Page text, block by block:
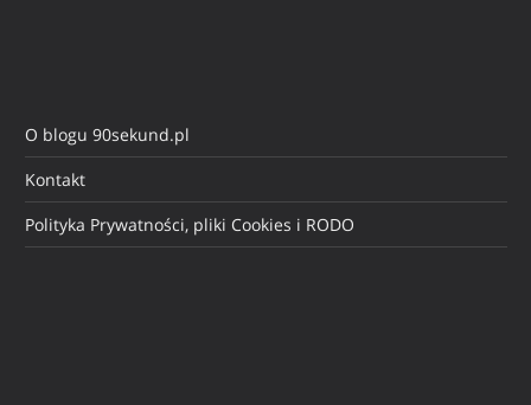
O blogu 90sekund.pl
Kontakt
Polityka Prywatności, pliki Cookies i RODO